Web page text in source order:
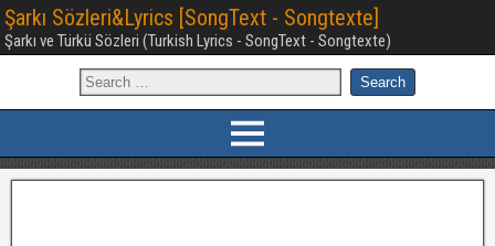
Şarkı Sözleri&Lyrics [SongText - Songtexte]
Şarkı ve Türkü Sözleri (Turkish Lyrics - SongText - Songtexte)